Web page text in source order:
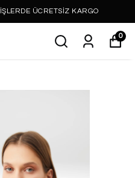
ÜCRETSİZ KARGO
0